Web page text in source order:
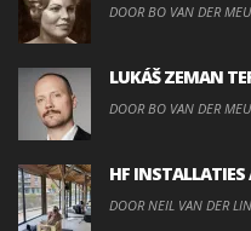
DOOR BO VAN DER
LUKÁŠ ZEMAN
DOOR BO VAN DER
HF INSTALLATIES
DOOR NEIL VAN DER